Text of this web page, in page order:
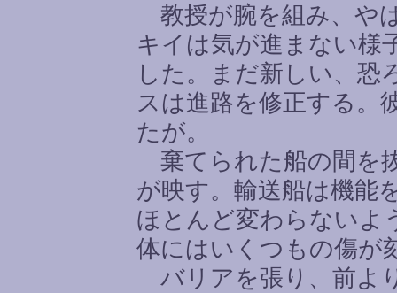
教授が腕を組み、や
キイは気が進まない様
した。まだ新しい、恐
スは進路を修正する。
たが。
棄てられた船の間を
が映す。輸送船は機能
ほとんど変わらないよ
体にはいくつもの傷が
バリアを張り、前よ